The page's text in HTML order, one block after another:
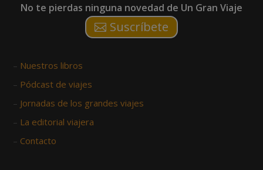
No te pierdas ninguna novedad de Un Gran Viaje
Suscríbete
– Nuestros libros
– Pódcast de viajes
– Jornadas de los grandes viajes
– La editorial viajera
– Contacto